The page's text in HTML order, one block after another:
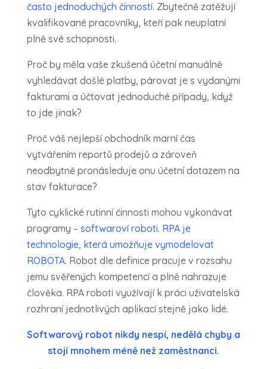
často jednoduchých činností. Zbytečně zatěžují
kvalifikované pracovníky, kteří pak neuplatní
plně své schopnosti.
Proč by měla vaše zkušená účetní manuálně
vyhledávat došlé platby, párovat je s vydanými
fakturami a účtovat jednoduché případy, když
to jde jinak?
Proč váš nejlepší obchodník marní čas
vytvářením reportů prodejů a zároveň
neodbytně pronásleduje onu účetní dotazem na
stav fakturace?
Tyto cyklické rutinní činnosti mohou vykonávat
programy – softwaroví roboti. RPA je
technologie, která umožňuje vymodelovat
ROBOTA. Robot dle definice pracuje v rozsahu
jemu svěřených kompetencí a plně nahrazuje
člověka. RPA roboti využívají k práci uživatelská
rozhraní jednotlivých aplikací stejně jako lidé.
Softwarový robot nikdy nespí, nedělá chyby a
stojí mnohem méně než zaměstnanci.